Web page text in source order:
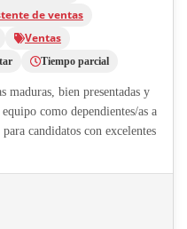
de ventas
Ventas
Tiempo parcial
maduras, bien presentadas y
como dependientes/as a
candidatos con excelentes